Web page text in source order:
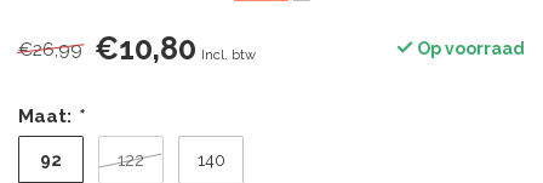
€26,99 €10,80 Incl. btw Op voorraad
Maat: *
92 122 140